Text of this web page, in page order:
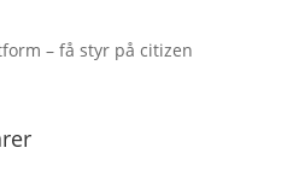
– få styr på citizen